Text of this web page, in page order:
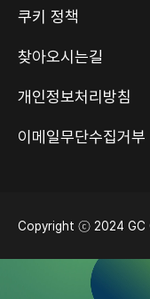
쿠키 정책
찾아오시는길
개인정보처리방침
이메일무단수집거부
Copyright ⓒ 2024 GC